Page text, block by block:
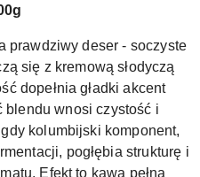
prawdziwy deser - soczyste
się z kremową słodyczą
dopełnia gładki akcent
blendu wnosi czystość i
kolumbijski komponent,
pogłębia strukturę i
Efekt to kawa pełna